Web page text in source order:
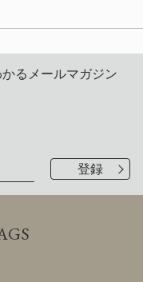
かるメールマガジン